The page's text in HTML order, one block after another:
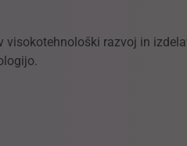
visokotehnološki razvoj in